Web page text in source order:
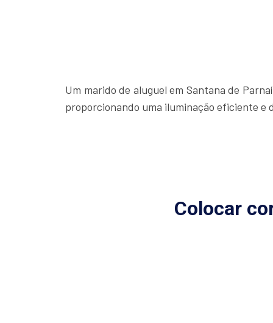
Um marido de aluguel em Santana de
proporcionando uma iluminação eficiente e
Colocar